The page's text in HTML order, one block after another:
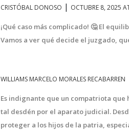
CRISTÓBAL DONOSO | OCTUBRE 8, 2025
¡Qué caso más complicado! 🤔 El
Vamos a ver qué decide el juzgado,
WILLIAMS MARCELO MORALES RECABARREN
Es indignante que un compatriota
tal desdén por el aparato judicial.
proteger a los hijos de la patria,